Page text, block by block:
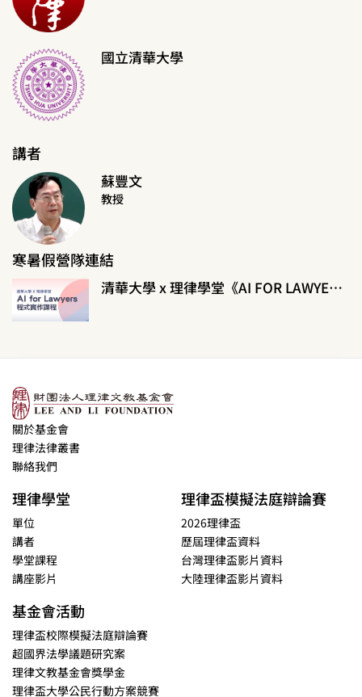
國立清華大學
講者
蘇豐文
教授
寒暑假營隊連結
清華大學 x 理律學堂《AI FOR LAWYERS程式實作課程》
關於基金會
理律法律叢書
聯絡我們
理律學堂
單位
講者
學堂課程
講座影片
理律盃模擬法庭辯論賽
2026理律盃
歷屆理律盃資料
台灣理律盃影片資料
大陸理律盃影片資料
基金會活動
理律盃校際模擬法庭辯論賽
超國界法學議題研究案
理律文教基金會獎學金
理律盃大學公民行動方案競賽